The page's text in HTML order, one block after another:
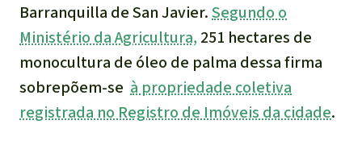
Barranquilla de San Javier.Segundo o
Ministério da Agricultura, 251 hectares de
monocultura de óleo de palma dessa firma
sobrepõem-se à propriedade coletiva
registrada no Registro de Imóveis da cidade.